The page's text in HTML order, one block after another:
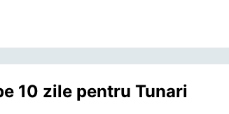
10 zile pentru Tunari